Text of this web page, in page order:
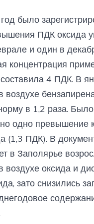
было
ПДК оксида
и один в
концентрация
4 ПДК. В
воздухе
в 1,2 раза. Было
одно превышение
(1,3 ПДК). В
в Заполярье
воздухе оксида и
зато снизились